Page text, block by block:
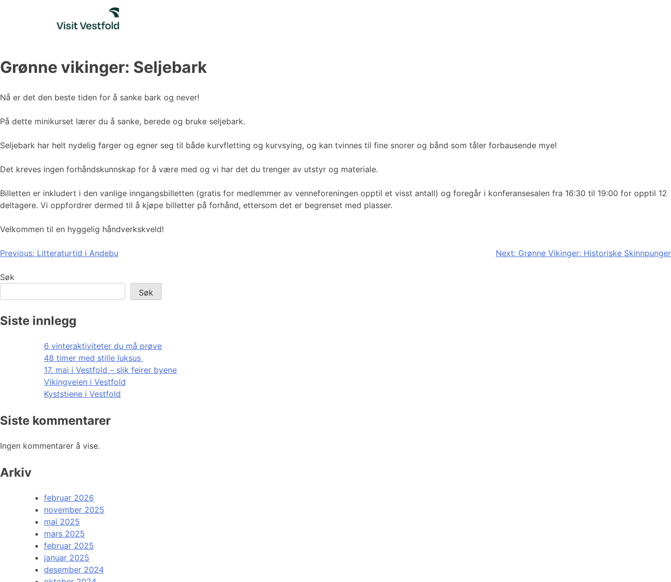
Grønne vikinger: Seljebark
Nå er det den beste tiden for å sanke bark og never!
På dette minikurset lærer du å sanke, berede og bruke seljebark.
Seljebark har helt nydelig farger og egner seg til både kurvfletting og kurvsying, og kan tvinnes til fine snorer og bånd som tåler forbausende mye!
Det kreves ingen forhåndskunnskap for å være med og vi har det du trenger av utstyr og materiale.
Billetten er inkludert i den vanlige inngangsbilletten (gratis for medlemmer av venneforeningen opptil et visst antall) og foregår i konferansesalen fra 16:30 til 19:00 for opptil 12
deltagere. Vi oppfordrer dermed til å kjøpe billetter på forhånd, ettersom det er begrenset med plasser.
Velkommen til en hyggelig håndverkskveld!
Innleggsnavigasjon
Previous: Litteraturtid i Andebu Next: Grønne Vikinger: Historiske Skinnpunger
Søk
Søk
Siste innlegg
6 vinteraktiviteter du må prøve
48 timer med stille luksus
17. mai i Vestfold – slik feirer byene
Vikingveien i Vestfold
Kyststiene i Vestfold
Siste kommentarer
Ingen kommentarer å vise.
Arkiv
februar 2026
november 2025
mai 2025
mars 2025
februar 2025
januar 2025
desember 2024